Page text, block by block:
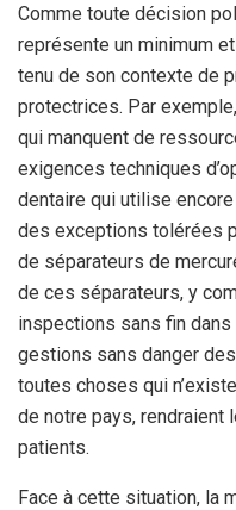
Comme toute décision
représente un minimum
tenu de son contexte de
protectrices. Par
qui manquent de
exigences techniques
dentaire qui utilise
des exceptions tolérées
de séparateurs de
de ces séparateurs, y
inspections sans fin
gestions sans danger
toutes choses qui
de notre pays,
patients.
Face à cette situation, la